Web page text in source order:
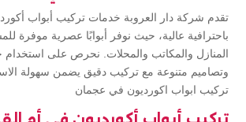
تقدم شركة دار العروبة خدمات تركيب أبواب
باحترافية عالية، حيث نوفر أبوابًا عصرية موفرة
المنازل والمكاتب والمحلات. نحرص على استخدام
وتصاميم متنوعة مع تركيب دقيق يضمن سهولة
تركيب ابواب اكورديون في عجمان